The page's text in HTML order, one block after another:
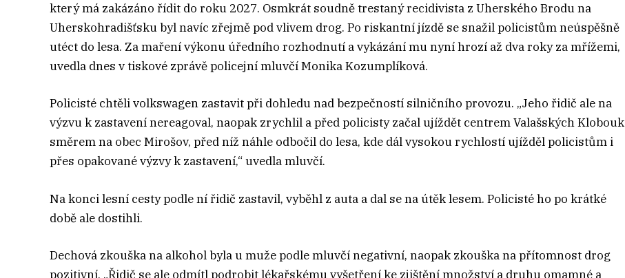
který má zakázáno řídit do roku 2027. Osmkrát soudně trestaný recidivista z Uherského Brodu na
Uherskohradišťsku byl navíc zřejmě pod vlivem drog. Po riskantní jízdě se snažil policistům neúspěšně
utéct do lesa. Za maření výkonu úředního rozhodnutí a vykázání mu nyní hrozí až dva roky za mřížemi,
uvedla dnes v tiskové zprávě policejní mluvčí Monika Kozumplíková.
Policisté chtěli volkswagen zastavit při dohledu nad bezpečností silničního provozu. „Jeho řidič ale na
výzvu k zastavení nereagoval, naopak zrychlil a před policisty začal ujíždět centrem Valašských Klobouk
směrem na obec Mirošov, před níž náhle odbočil do lesa, kde dál vysokou rychlostí ujížděl policistům i
přes opakované výzvy k zastavení,“ uvedla mluvčí.
Na konci lesní cesty podle ní řidič zastavil, vyběhl z auta a dal se na útěk lesem. Policisté ho po krátké
době ale dostihli.
Dechová zkouška na alkohol byla u muže podle mluvčí negativní, naopak zkouška na přítomnost drog
pozitivní. „Řidič se ale odmítl podrobit lékařskému vyšetření ke zjištění množství a druhu omamné a